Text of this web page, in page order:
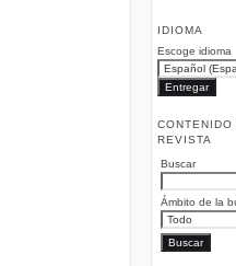
IDIOMA
Escoge idioma
REVISTA
Buscar
Ámbito de la